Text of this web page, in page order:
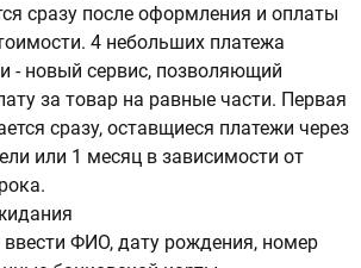
сразу после оформления и оплаты
4 небольших платежа
- новый сервис, позволяющий
за товар на равные части. Первая
сразу, оставщиеся платежи через
или 1 месяц в зависимости от
ФИО, дату рождения, номер